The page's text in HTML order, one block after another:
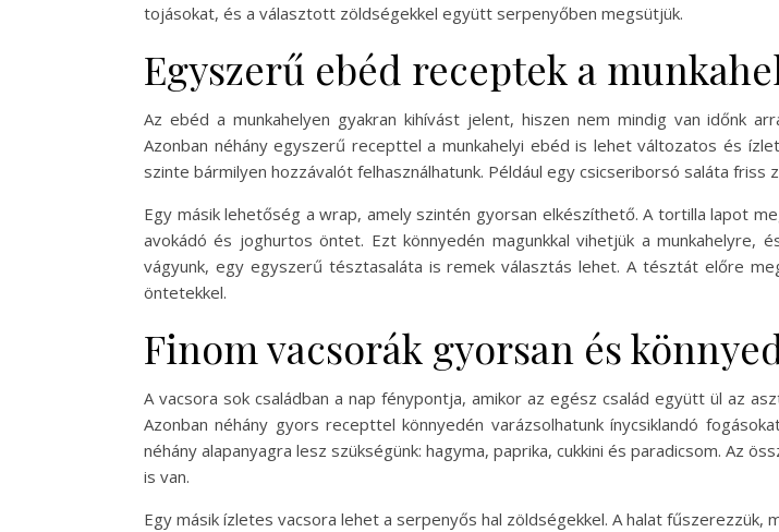
tojásokat, és a választott zöldségekkel együtt serpenyőben megsütjük.
Egyszerű ebéd receptek a
Az ebéd a munkahelyen gyakran kihívást jelent, hiszen nem mindig van időnk
Azonban néhány egyszerű recepttel a munkahelyi ebéd is lehet változatos és
szinte bármilyen hozzávalót felhasználhatunk. Például egy csicseriborsó saláta
Egy másik lehetőség a wrap, amely szintén gyorsan elkészíthető. A tortilla lapot
avokádó és joghurtos öntet. Ezt könnyedén magunkkal vihetjük a
vágyunk, egy egyszerű tésztasaláta is remek választás lehet. A tésztát előre
öntetekkel.
Finom vacsorák gyorsan és
A vacsora sok családban a nap fénypontja, amikor az egész család együtt ül az
Azonban néhány gyors recepttel könnyedén varázsolhatunk ínycsiklandó
néhány alapanyagra lesz szükségünk: hagyma, paprika, cukkini és paradicsom. Az
is van.
Egy másik ízletes vacsora lehet a serpenyős hal zöldségekkel. A halat